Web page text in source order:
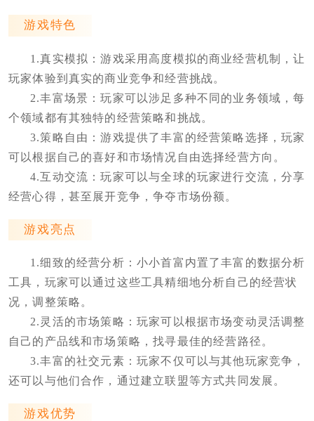
游戏特色
1.真实模拟：游戏采用高度模拟的商业经营机制，让
玩家体验到真实的商业竞争和经营挑战。
2.丰富场景：玩家可以涉足多种不同的业务领域，每
个领域都有其独特的经营策略和挑战。
3.策略自由：游戏提供了丰富的经营策略选择，玩家
可以根据自己的喜好和市场情况自由选择经营方向。
4.互动交流：玩家可以与全球的玩家进行交流，分享
经营心得，甚至展开竞争，争夺市场份额。
游戏亮点
1.细致的经营分析：小小首富内置了丰富的数据分析
工具，玩家可以通过这些工具精细地分析自己的经营状
况，调整策略。
2.灵活的市场策略：玩家可以根据市场变动灵活调整
自己的产品线和市场策略，找寻最佳的经营路径。
3.丰富的社交元素：玩家不仅可以与其他玩家竞争，
还可以与他们合作，通过建立联盟等方式共同发展。
游戏优势